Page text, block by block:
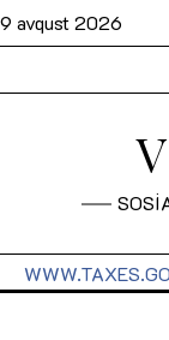
9 avqust 2026